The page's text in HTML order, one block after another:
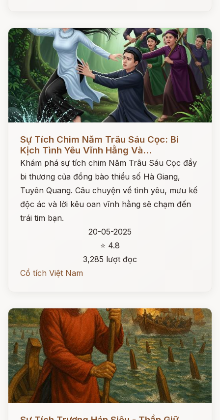
Sự Tích Chim Năm Trâu Sáu Cọc: Bi
Kịch Tình Yêu Vĩnh Hằng Và...
Khám phá sự tích chim Năm Trâu Sáu Cọc đầy
bi thương của đồng bào thiểu số Hà Giang,
Tuyên Quang. Câu chuyện về tình yêu, mưu kế
độc ác và lời kêu oan vĩnh hằng sẽ chạm đến
trái tim bạn.
20-05-2025
⭐ 4.8
3,285 lượt đọc
Cổ tích Việt Nam